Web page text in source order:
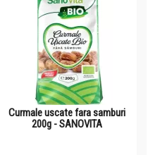
Curmale uscate fara samburi
200g - SANOVITA